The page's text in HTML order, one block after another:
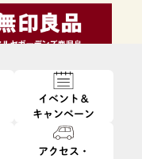
イベント＆
キャンペーン
アクセス・